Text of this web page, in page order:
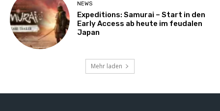
NEWS
Expeditions: Samurai – Start in den
Early Access ab heute im feudalen
Japan
Mehr laden